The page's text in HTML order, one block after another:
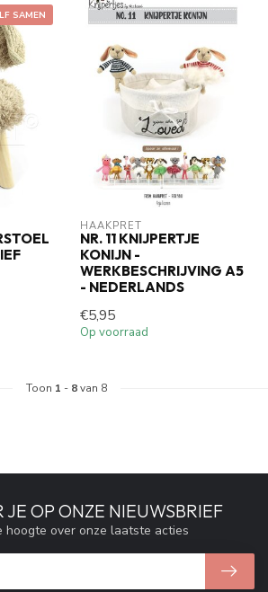
SAMEN
HAAKPRET
NR. 11 KNIJPERTJE
KONIJN -
WERKBESCHRIJVING A5
- NEDERLANDS
€5,95
Op voorraad
Toon 1 - 8van 8
JE OP ONZE NIEUWSBRIEF
hoogte over onze laatste acties